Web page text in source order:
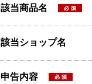
該当商品名
該当ショップ名
申告内容